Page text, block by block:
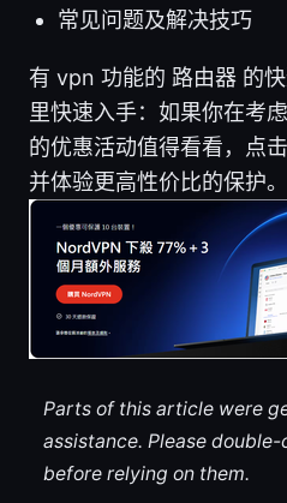
常见问题及解决技巧
有 vpn 功能的 路由器 的
里快速入手：如果你在考
的优惠活动值得看看，点
并体验更高性价比的保护。
Parts of this article were
assistance. Please
before relying on them.